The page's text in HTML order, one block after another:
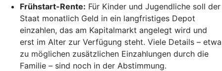
Frühstart-Rente: Für Kinder und Jugendliche soll der
Staat monatlich Geld in ein langfristiges Depot
einzahlen, das am Kapitalmarkt angelegt wird und
erst im Alter zur Verfügung steht. Viele Details – etwa
zu möglichen zusätzlichen Einzahlungen durch die
Familie – sind noch in der Abstimmung.